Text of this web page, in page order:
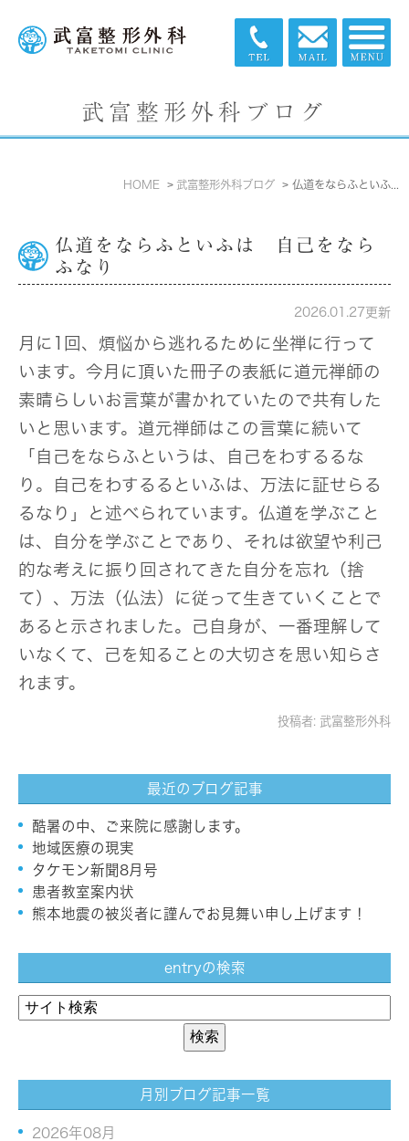
武富整形外科ブログ
HOME 武富整形外科ブログ 仏道をならふといふは 自己をならふなり
仏道をならふといふは 自己をなら
ふなり
2026.01.27更新
月に1回、煩悩から逃れるために坐禅に行って
います。今月に頂いた冊子の表紙に道元禅師の
素晴らしいお言葉が書かれていたので共有した
いと思います。道元禅師はこの言葉に続いて
「自己をならふというは、自己をわするるな
り。自己をわするるといふは、万法に証せらる
るなり」と述べられています。仏道を学ぶこと
は、自分を学ぶことであり、それは欲望や利己
的な考えに振り回されてきた自分を忘れ（捨
て）、万法（仏法）に従って生きていくことで
あると示されました。己自身が、一番理解して
いなくて、己を知ることの大切さを思い知らさ
れます。
投稿者: 武富整形外科
最近のブログ記事
酷暑の中、ご来院に感謝します。
地域医療の現実
タケモン新聞8月号
患者教室案内状
熊本地震の被災者に謹んでお見舞い申し上げます！
entryの検索
月別ブログ記事一覧
2026年08月